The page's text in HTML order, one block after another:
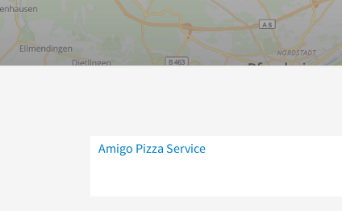
Amigo Pizza Service